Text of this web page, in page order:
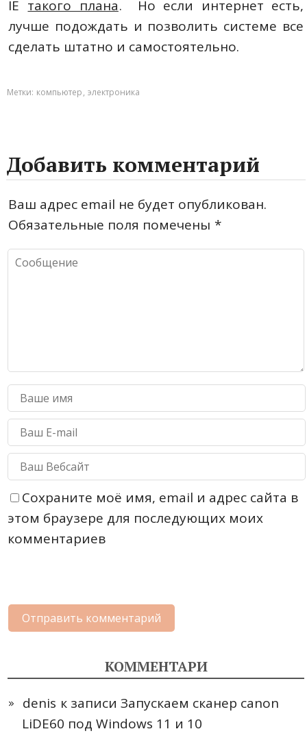
IE такого плана. Но если интернет есть,
лучше подождать и позволить системе все
сделать штатно и самостоятельно.
Метки: компьютер, электроника
Добавить комментарий
Ваш адрес email не будет опубликован.
Обязательные поля помечены *
Сохраните моё имя, email и адрес сайта в
этом браузере для последующих моих
комментариев
КОММЕНТАРИ
denis к записи Запускаем сканер canon
LiDE60 под Windows 11 и 10